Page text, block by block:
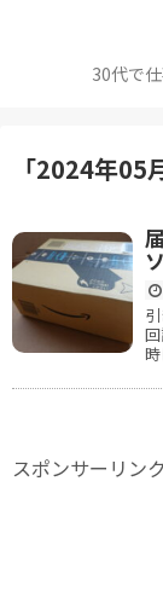
30代で
「2024年05
スポンサーリンク